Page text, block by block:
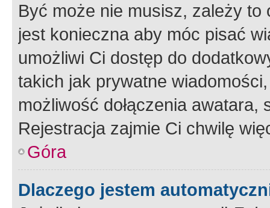
Być może nie musisz, zależy
jest konieczna aby móc pisać
umożliwi Ci dostęp do
takich jak prywatne
możliwość dołączenia
Rejestracja zajmie Ci chwilę
Góra
Dlaczego jestem